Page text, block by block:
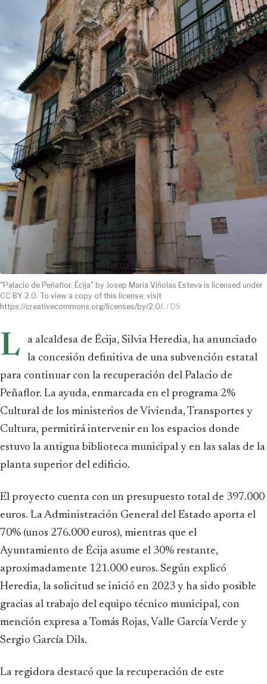
"Palacio de Peñaflor. Écija" by Josep Maria Viñolas Esteva is licensed under
CC BY 2.0. To view a copy of this license, visit
https://creativecommons.org/licenses/by/2.0/. / DS
L
a alcaldesa de Écija, Silvia Heredia, ha anunciado
la concesión definitiva de una subvención estatal
para continuar con la recuperación del Palacio de
Peñaflor. La ayuda, enmarcada en el programa 2%
Cultural de los ministerios de Vivienda, Transportes y
Cultura, permitirá intervenir en los espacios donde
estuvo la antigua biblioteca municipal y en las salas de la
planta superior del edificio.
El proyecto cuenta con un presupuesto total de 397.000
euros. La Administración General del Estado aporta el
70% (unos 276.000 euros), mientras que el
Ayuntamiento de Écija asume el 30% restante,
aproximadamente 121.000 euros. Según explicó
Heredia, la solicitud se inició en 2023 y ha sido posible
gracias al trabajo del equipo técnico municipal, con
mención expresa a Tomás Rojas, Valle García Verde y
Sergio García Dils.
La regidora destacó que la recuperación de este